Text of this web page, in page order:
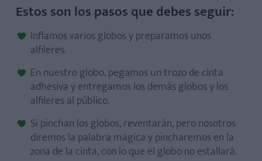
Estos son los pasos que debes seguir:
Materiales necesarios:
Estos son los pasos que debes seguir:
Estos son los pasos que debes seguir:
Inflamos varios globos y preparamos unos
alfileres.
En nuestro globo, pegamos un trozo de cinta
adhesiva y entregamos los demás globos y los
alfileres al público.
Si pinchan los globos, reventarán, pero nosotros
diremos la palabra mágica y pincharemos en la
zona de la cinta, con lo que el globo no estallará.